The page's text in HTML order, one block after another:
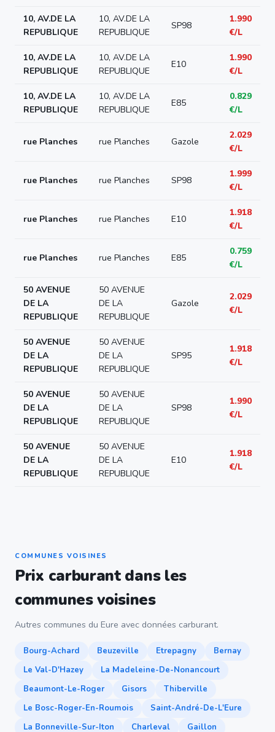
10, AV.DE LA
REPUBLIQUE
10, AV.DE LA
REPUBLIQUE
SP98
1.990
€/L
10, AV.DE LA
REPUBLIQUE
10, AV.DE LA
REPUBLIQUE
E10
1.990
€/L
10, AV.DE LA
REPUBLIQUE
10, AV.DE LA
REPUBLIQUE
E85
0.829
€/L
rue Planches rue Planches Gazole
2.029
€/L
rue Planches rue Planches SP98
1.999
€/L
rue Planches rue Planches E10
1.918
€/L
rue Planches rue Planches E85
0.759
€/L
50 AVENUE
DE LA
REPUBLIQUE
50 AVENUE
DE LA
REPUBLIQUE
Gazole
2.029
€/L
50 AVENUE
DE LA
REPUBLIQUE
50 AVENUE
DE LA
REPUBLIQUE
SP95
1.918
€/L
50 AVENUE
DE LA
REPUBLIQUE
50 AVENUE
DE LA
REPUBLIQUE
SP98
1.990
€/L
50 AVENUE
DE LA
REPUBLIQUE
50 AVENUE
DE LA
REPUBLIQUE
E10
1.918
€/L
COMMUNES VOISINES
Prix carburant dans les
communes voisines
Autres communes du Eure avec données carburant.
Bourg-Achard Beuzeville Etrepagny
Bernay
Le Val-D'Hazey
La Madeleine-De-Nonancourt
Beaumont-Le-Roger
Gisors
Thiberville
Le Bosc-Roger-En-Roumois
Saint-André-De-L'Eure
La Bonneville-Sur-Iton
Charleval
Gaillon